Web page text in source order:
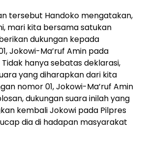
tersebut Handoko mengatakan,
mari kita bersama satukan
dukungan kepada
Jokowi-Ma’ruf Amin pada
Tidak hanya sebatas deklarasi,
yang diharapkan dari kita
nomor 01, Jokowi-Ma’ruf Amin
dukungan suara inilah yang
kembali Jokowi pada Pilpres
dia di hadapan masyarakat